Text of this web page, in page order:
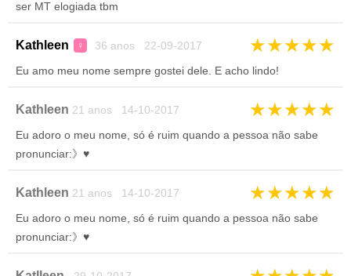
ser MT elogiada tbm
Kathleen ♀ 36 anos 22-09-2017 ★★★★★
Eu amo meu nome sempre gostei dele. E acho lindo!
Kathleen 21 anos 14-10-2017 ★★★★★
Eu adoro o meu nome, só é ruim quando a pessoa não sabe
pronunciar:》♥
Kathleen 21 anos 14-10-2017 ★★★★★
Eu adoro o meu nome, só é ruim quando a pessoa não sabe
pronunciar:》♥